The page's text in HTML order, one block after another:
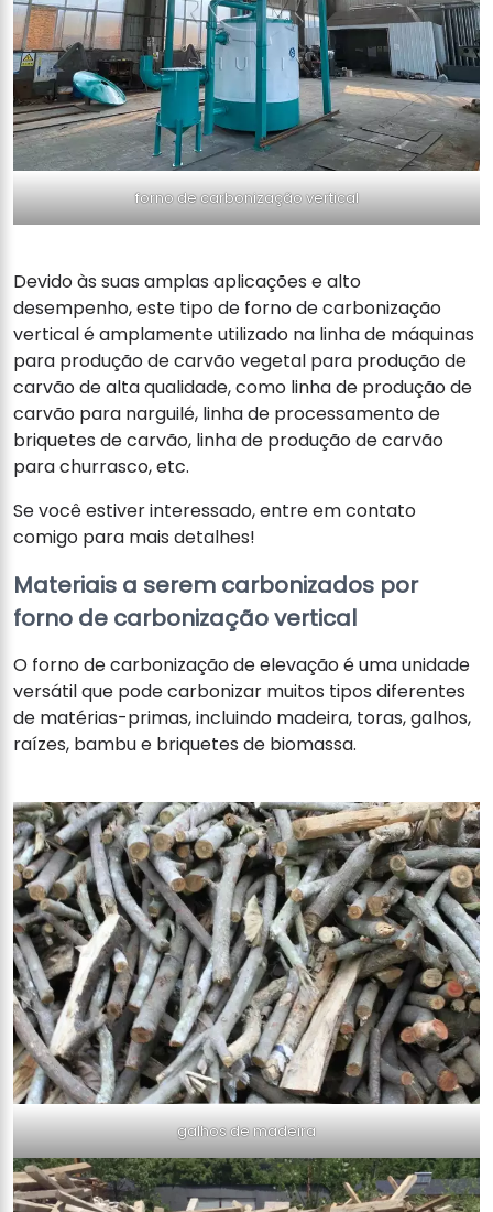
forno de carbonização vertical
Devido às suas amplas aplicações e alto
desempenho, este tipo de forno de carbonização
vertical é amplamente utilizado na linha de máquinas
para produção de carvão vegetal para produção de
carvão de alta qualidade, como linha de produção de
carvão para narguilé, linha de processamento de
briquetes de carvão, linha de produção de carvão
para churrasco, etc.
Se você estiver interessado, entre em contato
comigo para mais detalhes!
Materiais a serem carbonizados por
forno de carbonização vertical
O forno de carbonização de elevação é uma unidade
versátil que pode carbonizar muitos tipos diferentes
de matérias-primas, incluindo madeira, toras, galhos,
raízes, bambu e briquetes de biomassa.
galhos de madeira